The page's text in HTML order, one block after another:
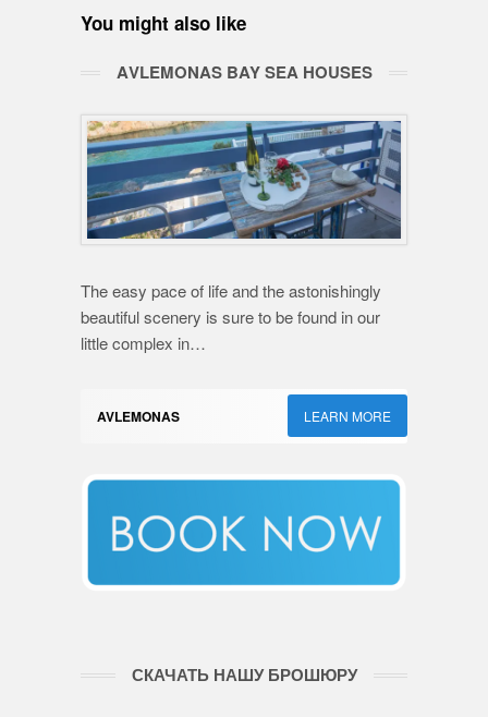
You might also like
ΑVLEMONAS BAY SEA HOUSES
The easy pace of life and the astonishingly
beautiful scenery is sure to be found in our
little complex in…
AVLEMONAS LEARN MORE
СКАЧАТЬ НАШУ БРОШЮРУ